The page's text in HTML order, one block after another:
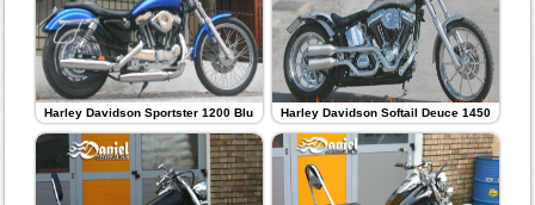
Harley Davidson Sportster 1200 Blu Harley Davidson Softail Deuce 1450